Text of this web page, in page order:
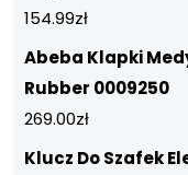
154.99zł
Abeba Klapki
Rubber 0009250
269.00zł
Klucz Do Szafek